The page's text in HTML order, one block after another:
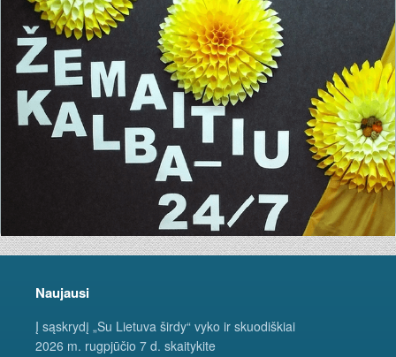
Naujausi
Į sąskrydį „Su Lietuva širdy“ vyko ir skuodiškiai
2026 m. rugpjūčio 7 d. skaitykite